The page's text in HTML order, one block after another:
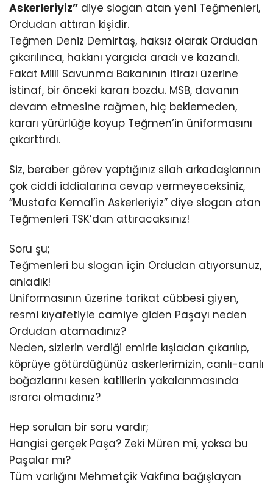
Askerleriyiz” diye slogan atan yeni Teğmenleri,
Ordudan attıran kişidir.
Teğmen Deniz Demirtaş, haksız olarak Ordudan
çıkarılınca, hakkını yargıda aradı ve kazandı.
Fakat Milli Savunma Bakanının itirazı üzerine
İstinaf, bir önceki kararı bozdu. MSB, davanın
devam etmesine rağmen, hiç beklemeden,
kararı yürürlüğe koyup Teğmen’in üniformasını
çıkarttırdı.
Siz, beraber görev yaptığınız silah arkadaşlarının
çok ciddi iddialarına cevap vermeyeceksiniz,
“Mustafa Kemal’in Askerleriyiz” diye slogan atan
Teğmenleri TSK’dan attıracaksınız!
Soru şu;
Teğmenleri bu slogan için Ordudan atıyorsunuz,
anladık!
Üniformasının üzerine tarikat cübbesi giyen,
resmi kıyafetiyle camiye giden Paşayı neden
Ordudan atamadınız?
Neden, sizlerin verdiği emirle kışladan çıkarılıp,
köprüye götürdüğünüz askerlerimizin, canlı-canlı
boğazlarını kesen katillerin yakalanmasında
ısrarcı olmadınız?
Hep sorulan bir soru vardır;
Hangisi gerçek Paşa? Zeki Müren mi, yoksa bu
Paşalar mı?
Tüm varlığını Mehmetçik Vakfına bağışlayan